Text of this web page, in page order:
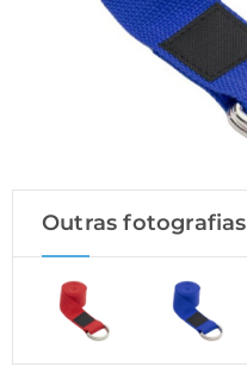
Outras fotografias